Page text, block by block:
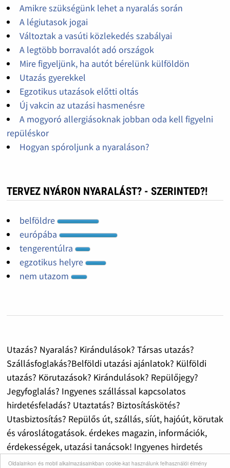
Oldalainkon és mobil alkalmazásainkban cookie-kat használunk felhasználói élmény
Amikre szükségünk lehet a nyaralás során
A légiutasok jogai
Változtak a vasúti közlekedés szabályai
A legtöbb borravalót adó országok
Mire figyeljünk, ha autót bérelünk külföldön
Utazás gyerekkel
Egzotikus utazások előtti oltás
Új vakcin az utazási hasmenésre
A mogyoró allergiásoknak jobban oda kell figyelni
repüléskor
Hogyan spóroljunk a nyaraláson?
TERVEZ NYÁRON NYARALÁST? - SZERINTED?!
belföldre
európába
tengerentúlra
egzotikus helyre
nem utazom
Utazás? Nyaralás? Kirándulások? Társas utazás?
Szállásfoglakás?Belföldi utazási ajánlatok? Külföldi
utazás? Körutazások? Kirándulások? Repülőjegy?
Jegyfoglalás? Ingyenes szállással kapcsolatos
hirdetésfeladás? Utaztatás? Biztosításkötés?
Utasbiztosítás? Repülős út, szállás, síút, hajóút, körutak
és városlátogatások. érdekes magazin, információk,
érdekességek, utazási tanácsok! Ingyenes hirdetés
feladás, utazási kedvezmények, hasznos utazási